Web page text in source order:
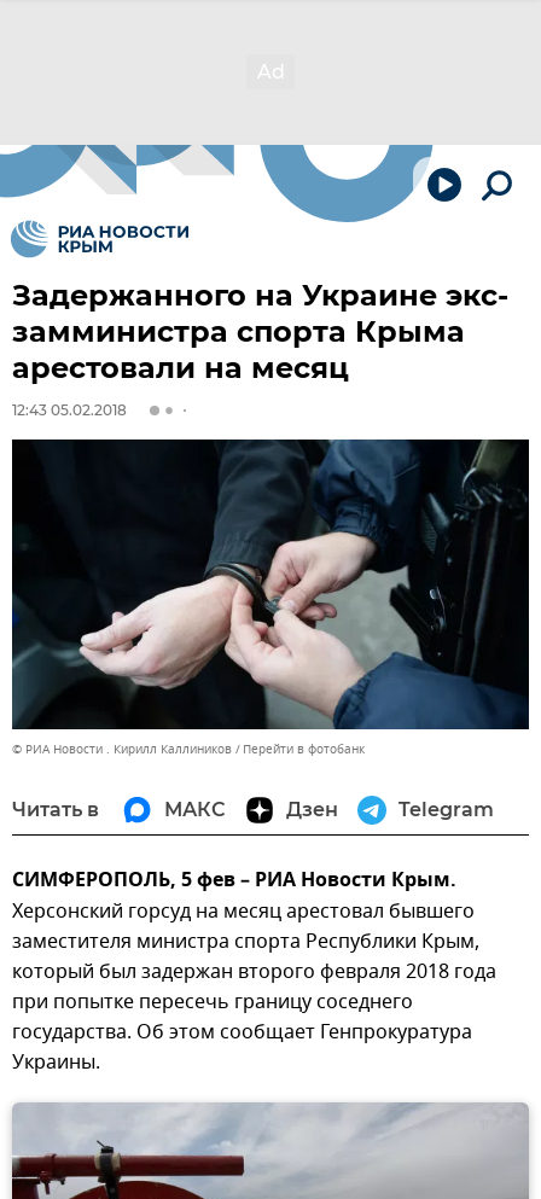
Задержанного на Украине экс-
замминистра спорта Крыма
арестовали на месяц
12:43 05.02.2018
© РИА Новости . Кирилл Каллиников Перейти в фотобанк
Читать в МАКС Дзен Telegram
СИМФЕРОПОЛЬ, 5 фев – РИА Новости Крым.
Херсонский горсуд на месяц арестовал бывшего
заместителя министра спорта Республики Крым,
который был задержан второго февраля 2018 года
при попытке пересечь границу соседнего
государства. Об этом сообщает Генпрокуратура
Украины.